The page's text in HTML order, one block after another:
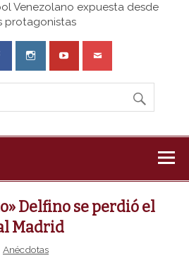
Venezuela
Venezolano expuesta desde
protagonistas
Delfino se perdió el
Madrid
Anécdotas